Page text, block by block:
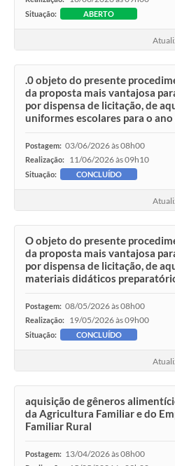
Situação: ABERTO
.0 objeto do presente
da proposta mais vantajosa
por dispensa de licitação, de
uniformes escolares para o
Postagem: 03/06/2026 às 08h00
Realização: 11/06/2026 às 09h10
Situação: CONCLUÍDO
O objeto do presente
da proposta mais vantajosa
por dispensa de licitação, de
materiais didáticos
Postagem: 08/05/2026 às 08h00
Realização: 19/05/2026 às 09h00
Situação: CONCLUÍDO
aquisição de gêneros
da Agricultura Familiar e do
Familiar Rural
Postagem: 13/04/2026 às 08h00